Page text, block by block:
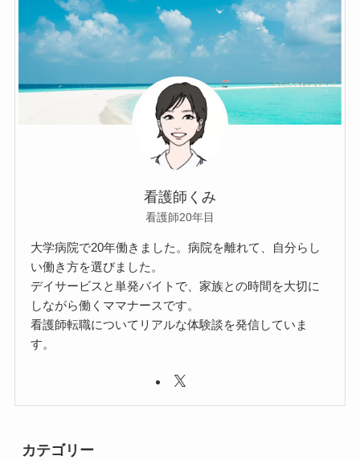
看護師くみ
看護師20年目
大学病院で20年働きました。病院を離れて、自分らし
い働き方を選びました。
デイサービスと単発バイトで、家族との時間を大切に
しながら働くママナースです。
看護師転職についてリアルな体験談を発信していま
す。
カテゴリー